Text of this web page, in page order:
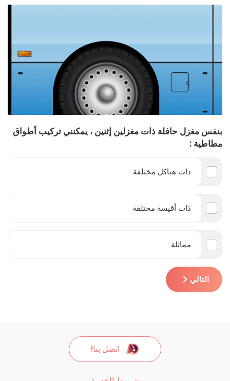
بنفس مغزل حافلة ذات مغزلين إثنين ، يمكنني تركيب أطواق
مطاطية :
ذات هياكل مختلفة
ذات أقيسة مختلفة
مماثلة
التالي
اتصل بنا!